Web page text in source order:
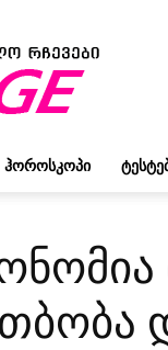
ᲰᲝᲠᲝᲡᲙᲝᲞᲘ